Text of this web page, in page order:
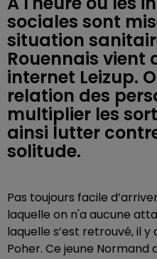
sociales sont
situation
Rouennais vient
internet Leizup.
relation des
multiplier les
ainsi lutter
solitude.
Pas toujours facile
laquelle on n'a aucune
laquelle s’est retrouvé, il y
Poher. Ce jeune